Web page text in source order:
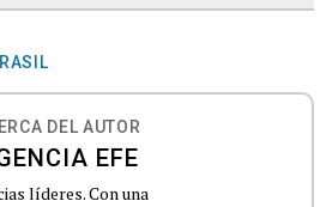
DEL AUTOR
EFE
líderes. Con una